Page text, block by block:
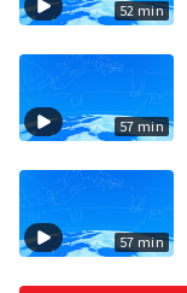
52 min
57 min
57 min